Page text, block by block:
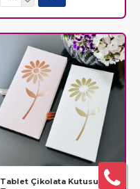
Tablet Çikolata Kutusu Çiçek